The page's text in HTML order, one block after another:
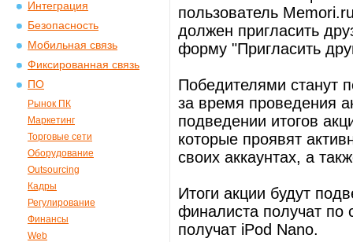
Интеграция
Безопасность
Мобильная связь
Фиксированная связь
ПО
Рынок ПК
Маркетинг
Торговые сети
Оборудование
Outsourcing
Кадры
Регулирование
Финансы
Web
пользователь
должен пригласить
форму "Пригласить
Победителями станут
за время проведения
подведении итогов
которые проявят
своих аккаунтах, а
Итоги акции будут
финалиста получат по
получат iPod Nano.